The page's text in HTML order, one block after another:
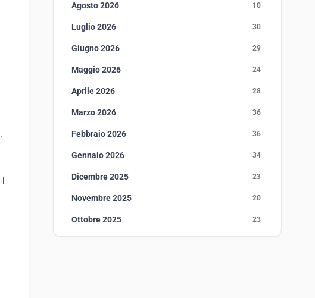
i
Agosto 2026 10
Luglio 2026 30
Giugno 2026 29
Maggio 2026 24
Aprile 2026 28
Marzo 2026 36
Febbraio 2026 36
Gennaio 2026 34
Dicembre 2025 23
Novembre 2025 20
Ottobre 2025 23